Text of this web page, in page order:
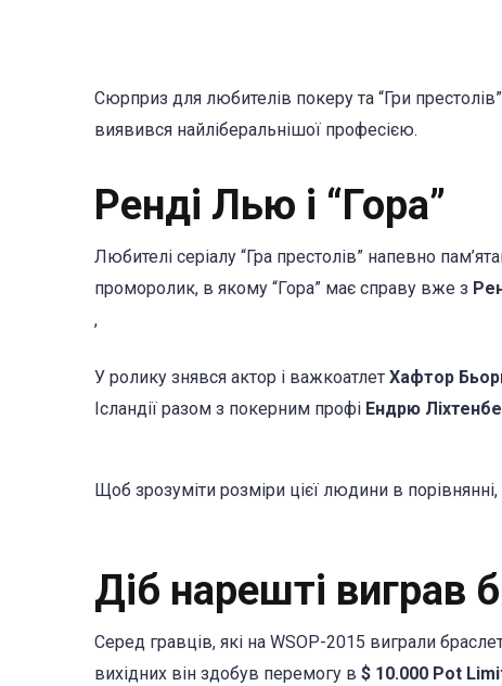
Сюрприз для любителів покеру та “Гри
виявився найліберальнішої професією.
Ренді Лью і “Гора”
Любителі серіалу “Гра престолів” напевно
проморолик, в якому “Гора” має справу вже з
,
У ролику знявся актор і важкоатлет Хафтор
Ісландії разом з покерним профі Ендрю
Щоб зрозуміти розміри цієї людини в
Діб нарешті виграв
Серед гравців, які на WSOP-2015 виграли
вихідних він здобув перемогу в $ 10.000 Pot